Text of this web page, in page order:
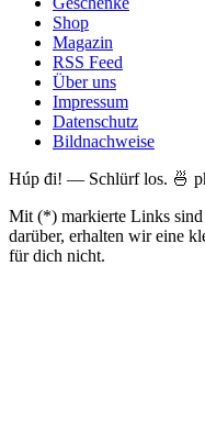
Shop
Magazin
RSS Feed
Über uns
Impressum
Datenschutz
Bildnachweise
Húp đi! — Schlürf los. 🍜
Mit (*) markierte Links
darüber, erhalten wir eine
für dich nicht.